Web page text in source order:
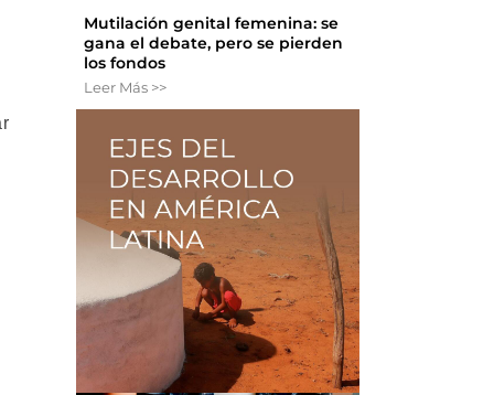
Mutilación genital femenina: se
gana el debate, pero se pierden
los fondos
Leer Más >>